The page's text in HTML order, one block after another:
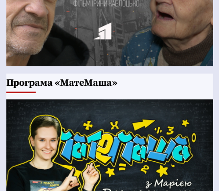
Програма «МатеМаша»